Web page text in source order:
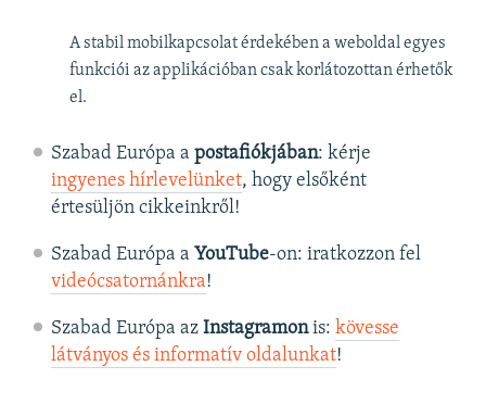
A stabil mobilkapcsolat érdekében a weboldal egyes
funkciói az applikációban csak korlátozottan érhetők
el.
Szabad Európa a postafiókjában: kérje
ingyenes hírlevelünket, hogy elsőként
értesüljön cikkeinkről!
Szabad Európa a YouTube-on: iratkozzon fel
videócsatornánkra!
Szabad Európa az Instagramonis: kövesse
látványos és informatív oldalunkat! ​